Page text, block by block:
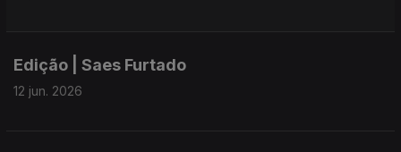
Edição | Saes Furtado
12 jun. 2026